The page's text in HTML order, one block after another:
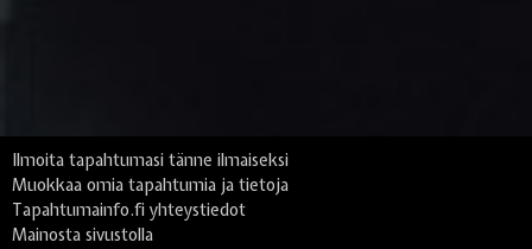
Ilmoita tapahtumasi tänne ilmaiseksi
Muokkaa omia tapahtumia ja tietoja
Tapahtumainfo.fi yhteystiedot
Mainosta sivustolla